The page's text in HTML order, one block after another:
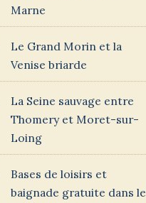
Marne
Le Grand Morin et la
Venise briarde
La Seine sauvage entre
Thomery et Moret-sur-
Loing
Bases de loisirs et
baignade gratuite dans le